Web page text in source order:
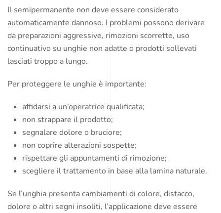
Il semipermanente non deve essere considerato
automaticamente dannoso. I problemi possono derivare
da preparazioni aggressive, rimozioni scorrette, uso
continuativo su unghie non adatte o prodotti sollevati
lasciati troppo a lungo.
Per proteggere le unghie è importante:
affidarsi a un’operatrice qualificata;
non strappare il prodotto;
segnalare dolore o bruciore;
non coprire alterazioni sospette;
rispettare gli appuntamenti di rimozione;
scegliere il trattamento in base alla lamina naturale.
Se l’unghia presenta cambiamenti di colore, distacco,
dolore o altri segni insoliti, l’applicazione deve essere